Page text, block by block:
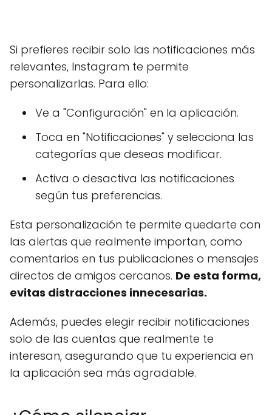
Si prefieres recibir solo las notificaciones más
relevantes, Instagram te permite
personalizarlas. Para ello:
Ve a "Configuración" en la aplicación.
Toca en "Notificaciones" y selecciona las
categorías que deseas modificar.
Activa o desactiva las notificaciones
según tus preferencias.
Esta personalización te permite quedarte con
las alertas que realmente importan, como
comentarios en tus publicaciones o mensajes
directos de amigos cercanos. De esta forma,
evitas distracciones innecesarias.
Además, puedes elegir recibir notificaciones
solo de las cuentas que realmente te
interesan, asegurando que tu experiencia en
la aplicación sea más agradable.